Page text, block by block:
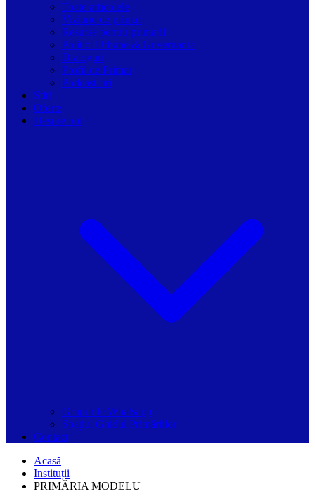
Toate articolele
Viziune de primar
Resurse pentru primarii
Politici Urbane & Guvernanta
Dialoguri
Profil de Primar
Podcast-uri
Stiri
Oferte
Despre noi
Grupurile Whatsapp
Spațiul Ghidul Primăriilor
Contact
Acasă
Instituții
PRIMĂRIA MODELU